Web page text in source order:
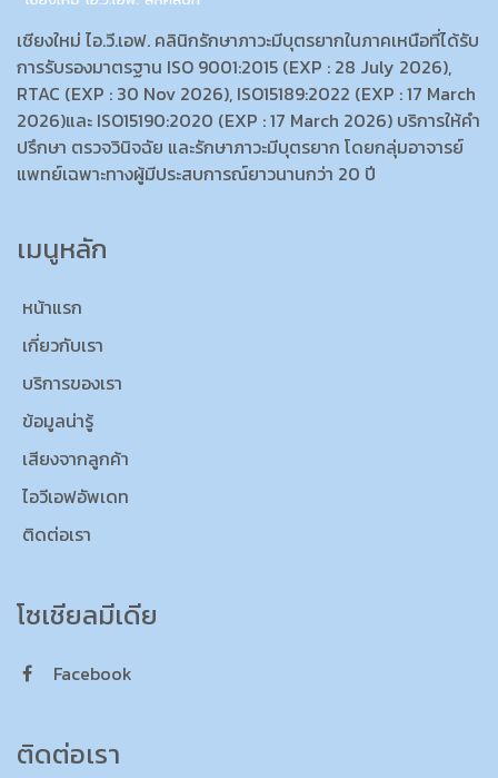
เชียงใหม่ ไอ.วี.เอฟ. คลินิกรักษาภาวะมีบุตรยากในภาคเหนือที่ได้รับ
การรับรองมาตรฐาน ISO 9001:2015 (EXP : 28 July 2026),
RTAC (EXP : 30 Nov 2026), ISO15189:2022 (EXP : 17 March
2026)และ ISO15190:2020 (EXP : 17 March 2026) บริการให้คำ
ปรึกษา ตรวจวินิจฉัย และรักษาภาวะมีบุตรยาก โดยกลุ่มอาจารย์
แพทย์เฉพาะทางผู้มีประสบการณ์ยาวนานกว่า 20 ปี
เมนูหลัก
หน้าแรก
เกี่ยวกับเรา
บริการของเรา
ข้อมูลน่ารู้
เสียงจากลูกค้า
ไอวีเอฟอัพเดท
ติดต่อเรา
โซเชียลมีเดีย
Facebook
ติดต่อเรา